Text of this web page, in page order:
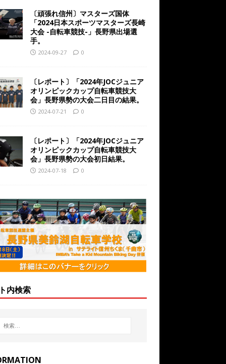
〔頑張れ信州〕マスターズ国体
「2024日本スポーツマスターズ長崎
大会 -自転車競技-」長野県出場選
手。
2024-09-27 0
〔レポート〕「2024年JOCジュニア
オリンピックカップ自転車競技大
会」長野県勢の大会二日目の結果。
2024-07-21 0
〔レポート〕「2024年JOCジュニア
オリンピックカップ自転車競技大
会」長野県勢の大会初日結果。
2024-07-18 0
内検索